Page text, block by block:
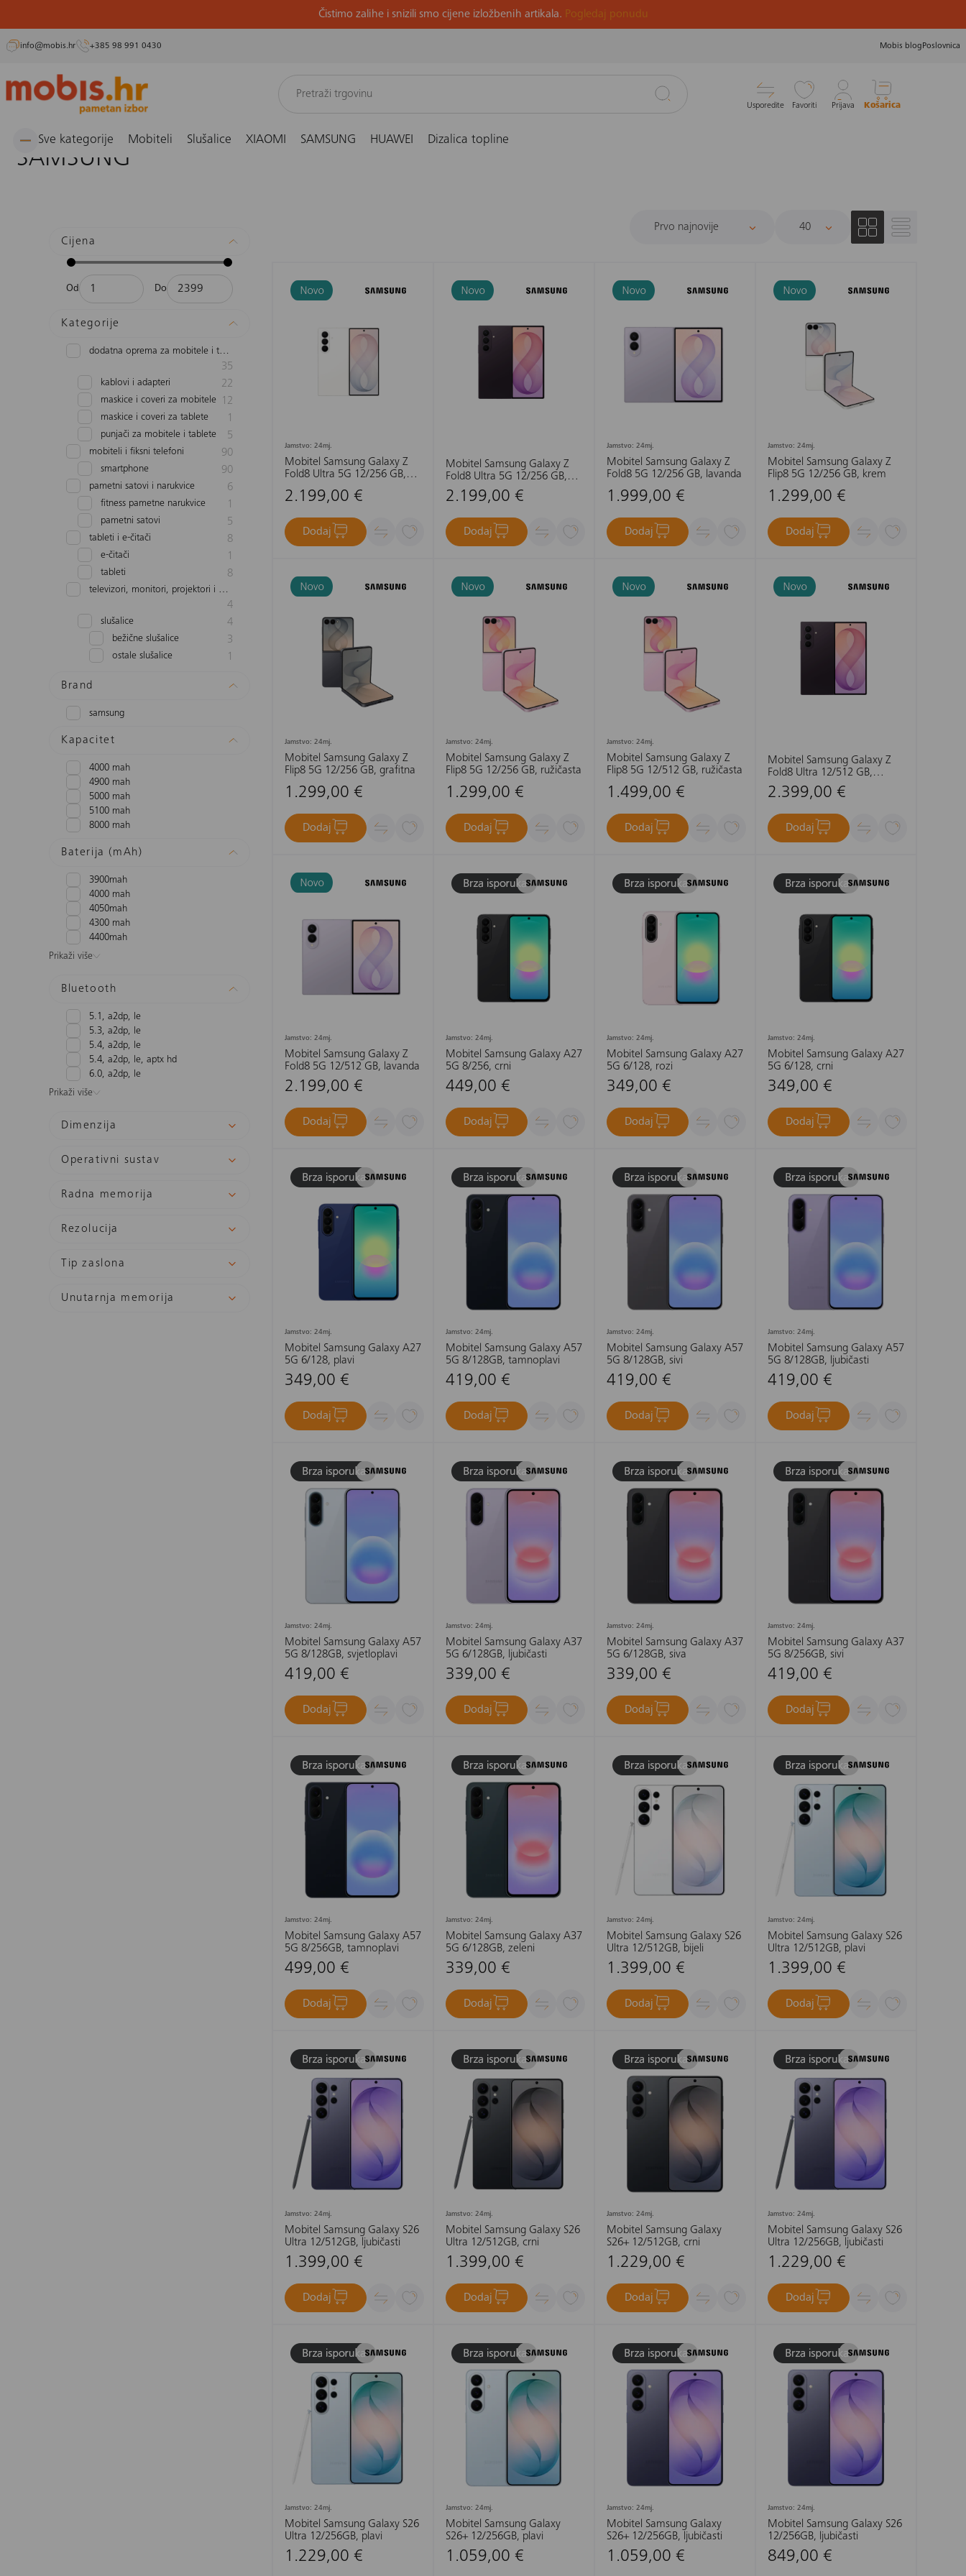
Preskoči
Čistimo zalihe i snizili smo cijene izložbenih artikala. Pogledaj ponudu
info@mobis.hr +385 98 991 0430 Mobis blog Poslovnica
Usporedite Favoriti Prijava Košarica
Sve kategorije Mobiteli Slušalice XIAOMI SAMSUNG HUAWEI Dizalica topline
SAMSUNG
SAMSUNG
Cijena
Od Do
Kategorije
dodatna oprema za mobitele i tablete
35
kablovi i adapteri 22
maskice i coveri za mobitele 12
maskice i coveri za tablete 1
punjači za mobitele i tablete 5
mobiteli i fiksni telefoni 90
smartphone 90
pametni satovi i narukvice 6
fitness pametne narukvice 1
pametni satovi 5
tableti i e-čitači 8
e-čitači 1
tableti 8
televizori, monitori, projektori i audio
4
slušalice 4
bežične slušalice 3
ostale slušalice 1
Brand
samsung
Kapacitet
4000 mah
4900 mah
5000 mah
5100 mah
8000 mah
Baterija (mAh)
3900mah
4000 mah
4050mah
4300 mah
4400mah
Prikaži više
Bluetooth
5.1, a2dp, le
5.3, a2dp, le
5.4, a2dp, le
5.4, a2dp, le, aptx hd
6.0, a2dp, le
Prikaži više
Dimenzija
Operativni sustav
Radna memorija
Rezolucija
Tip zaslona
Unutarnja memorija
Jamstvo: 24mj.
Mobitel Samsung Galaxy Z
Fold8 Ultra 5G 12/256 GB,
2.199,00 €
Dodaj
Mobitel Samsung Galaxy Z
Fold8 Ultra 5G 12/256 GB,
ljubičasta sjena
2.199,00 €
Dodaj
Jamstvo: 24mj.
Mobitel Samsung Galaxy Z
Fold8 5G 12/256 GB, lavanda
1.999,00 €
Dodaj
Jamstvo: 24mj.
Mobitel Samsung Galaxy Z
Flip8 5G 12/256 GB, krem
1.299,00 €
Dodaj
Jamstvo: 24mj.
Mobitel Samsung Galaxy Z
Flip8 5G 12/256 GB, grafitna
1.299,00 €
Dodaj
Jamstvo: 24mj.
Mobitel Samsung Galaxy Z
Flip8 5G 12/256 GB, ružičasta
1.299,00 €
Dodaj
Jamstvo: 24mj.
Mobitel Samsung Galaxy Z
Flip8 5G 12/512 GB, ružičasta
1.499,00 €
Dodaj
Mobitel Samsung Galaxy Z
Fold8 Ultra 12/512 GB,
ljubičasta sjena
2.399,00 €
Dodaj
Jamstvo: 24mj.
Mobitel Samsung Galaxy Z
Fold8 5G 12/512 GB, lavanda
2.199,00 €
Dodaj
Jamstvo: 24mj.
Mobitel Samsung Galaxy A27
5G 8/256, crni
449,00 €
Dodaj
Jamstvo: 24mj.
Mobitel Samsung Galaxy A27
5G 6/128, rozi
349,00 €
Dodaj
Jamstvo: 24mj.
Mobitel Samsung Galaxy A27
5G 6/128, crni
349,00 €
Dodaj
Jamstvo: 24mj.
Mobitel Samsung Galaxy A27
5G 6/128, plavi
349,00 €
Dodaj
Jamstvo: 24mj.
Mobitel Samsung Galaxy A57
5G 8/128GB, tamnoplavi
419,00 €
Dodaj
Jamstvo: 24mj.
Mobitel Samsung Galaxy A57
5G 8/128GB, sivi
419,00 €
Dodaj
Jamstvo: 24mj.
Mobitel Samsung Galaxy A57
5G 8/128GB, ljubičasti
419,00 €
Dodaj
Jamstvo: 24mj.
Mobitel Samsung Galaxy A57
5G 8/128GB, svjetloplavi
419,00 €
Dodaj
Jamstvo: 24mj.
Mobitel Samsung Galaxy A37
5G 6/128GB, ljubičasti
339,00 €
Dodaj
Jamstvo: 24mj.
Mobitel Samsung Galaxy A37
5G 6/128GB, siva
339,00 €
Dodaj
Jamstvo: 24mj.
Mobitel Samsung Galaxy A37
5G 8/256GB, sivi
419,00 €
Dodaj
Jamstvo: 24mj.
Mobitel Samsung Galaxy A57
5G 8/256GB, tamnoplavi
499,00 €
Dodaj
Jamstvo: 24mj.
Mobitel Samsung Galaxy A37
5G 6/128GB, zeleni
339,00 €
Dodaj
Jamstvo: 24mj.
Mobitel Samsung Galaxy S26
Ultra 12/512GB, bijeli
1.399,00 €
Dodaj
Jamstvo: 24mj.
Mobitel Samsung Galaxy S26
Ultra 12/512GB, plavi
1.399,00 €
Dodaj
Jamstvo: 24mj.
Mobitel Samsung Galaxy S26
Ultra 12/512GB, ljubičasti
1.399,00 €
Dodaj
Jamstvo: 24mj.
Mobitel Samsung Galaxy S26
Ultra 12/512GB, crni
1.399,00 €
Dodaj
Jamstvo: 24mj.
Mobitel Samsung Galaxy
S26+ 12/512GB, crni
1.229,00 €
Dodaj
Jamstvo: 24mj.
Mobitel Samsung Galaxy S26
Ultra 12/256GB, ljubičasti
1.229,00 €
Dodaj
Jamstvo: 24mj.
Mobitel Samsung Galaxy S26
Ultra 12/256GB, plavi
1.229,00 €
Jamstvo: 24mj.
Mobitel Samsung Galaxy
S26+ 12/256GB, plavi
1.059,00 €
Jamstvo: 24mj.
Mobitel Samsung Galaxy
S26+ 12/256GB, ljubičasti
1.059,00 €
Jamstvo: 24mj.
Mobitel Samsung Galaxy S26
12/256GB, ljubičasti
849,00 €